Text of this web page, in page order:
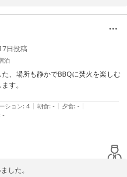
、次回もぜひ利用させてもらいたいと
れたとのこと嬉しく思っておりま
行いましょう。秋冬がおすすめです
でいつでもお待ちしております。
日投稿
泊
、場所も静かでBBQに焚火を楽しむ
す。
ション: 4 | 朝食: - | 夕食: - |
: -
した。